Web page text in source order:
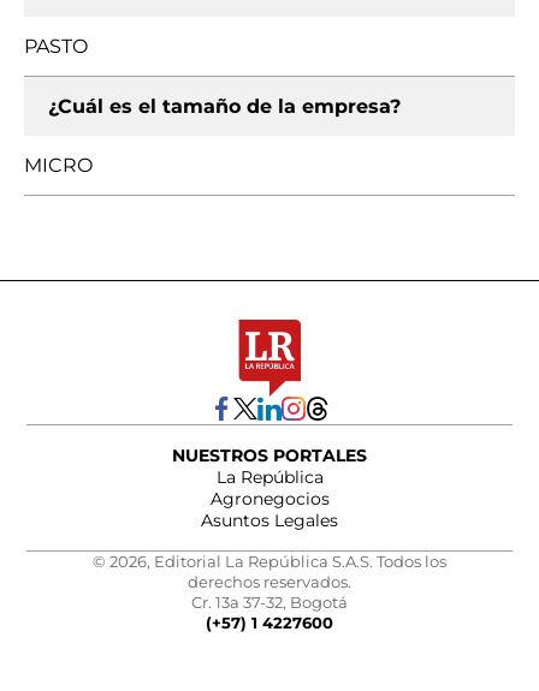
PASTO
¿Cuál es el tamaño de la empresa?
MICRO
NUESTROS PORTALES
La República
Agronegocios
Asuntos Legales
© 2026, Editorial La República S.A.S. Todos los
derechos reservados.
Cr. 13a 37-32, Bogotá
(+57) 1 4227600